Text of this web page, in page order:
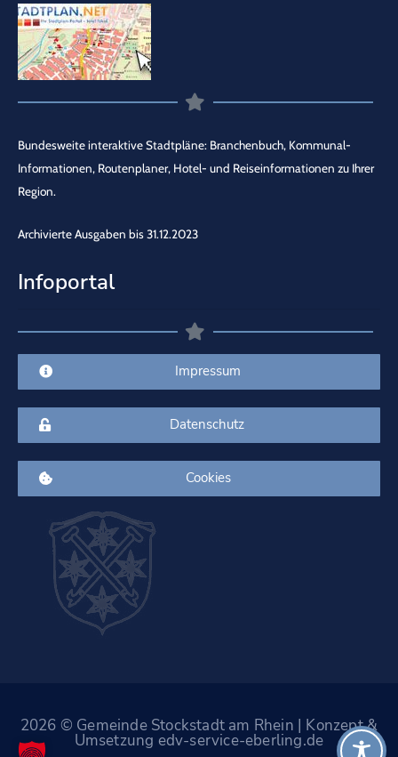
Bundesweite interaktive Stadtpläne: Branchenbuch, Kommunal-
Informationen, Routenplaner, Hotel- und Reiseinformationen zu Ihrer
Region.
Archivierte Ausgaben bis 31.12.2023
Infoportal
Impressum
Datenschutz
Cookies
2026 © Gemeinde Stockstadt am Rhein | Konzept &
Umsetzung edv-service-eberling.de